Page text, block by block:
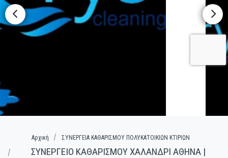
Αρχική ΣΥΝΕΡΓΕΙΑ ΚΑΘΑΡΙΣΜΟΥ ΠΟΛΥΚΑΤΟΙΚΙΩΝ ΚΤΙΡΙΩΝ
ΣΥΝΕΡΓΕΙΟ ΚΑΘΑΡΙΣΜΟΥ ΧΑΛΑΝΔΡΙ ΑΘΗΝΑ |